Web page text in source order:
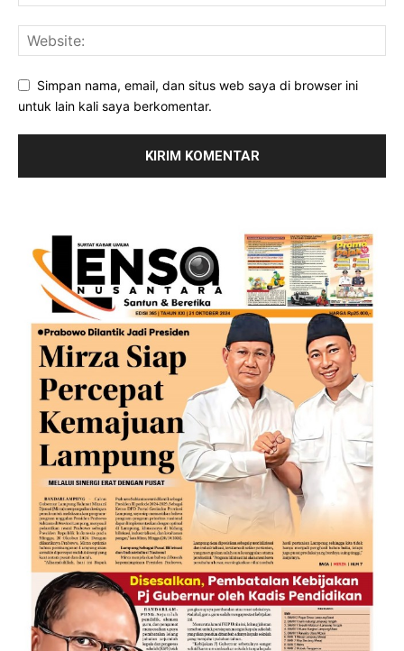
Simpan nama, email, dan situs web saya di browser ini
untuk lain kali saya berkomentar.